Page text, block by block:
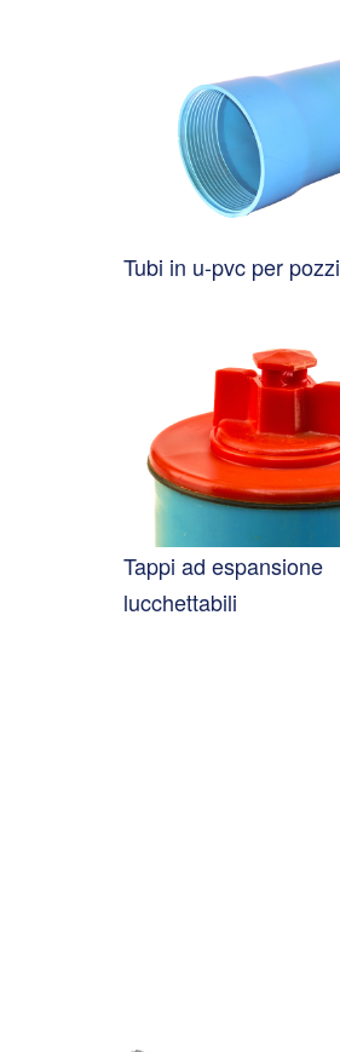
Tubi in u-pvc per pozzi
Tappi ad espansione
lucchettabili